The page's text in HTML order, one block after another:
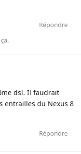
Répondre
.
dsl. Il faudrait
entrailles du Nexus 8
Répondre